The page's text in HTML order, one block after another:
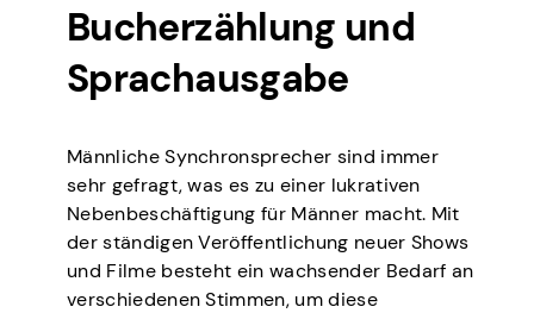
Bucherzählung und
Sprachausgabe
Männliche Synchronsprecher sind immer
sehr gefragt, was es zu einer lukrativen
Nebenbeschäftigung für Männer macht. Mit
der ständigen Veröffentlichung neuer Shows
und Filme besteht ein wachsender Bedarf an
verschiedenen Stimmen, um diese